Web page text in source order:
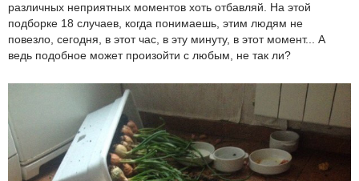
различных неприятных моментов хоть отбавляй. На этой
подборке 18 случаев, когда понимаешь, этим людям не
повезло, сегодня, в этот час, в эту минуту, в этот момент... А
ведь подобное может произойти с любым, не так ли?